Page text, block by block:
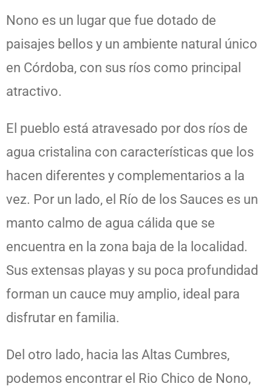
Nono es un lugar que fue dotado de
paisajes bellos y un ambiente natural único
en Córdoba, con sus ríos como principal
atractivo.
El pueblo está atravesado por dos ríos de
agua cristalina con características que los
hacen diferentes y complementarios a la
vez. Por un lado, el Río de los Sauces es un
manto calmo de agua cálida que se
encuentra en la zona baja de la localidad.
Sus extensas playas y su poca profundidad
forman un cauce muy amplio, ideal para
disfrutar en familia.
Del otro lado, hacia las Altas Cumbres,
podemos encontrar el Rio Chico de Nono,